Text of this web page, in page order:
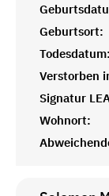
Geburtsort:
Todesdatum:
Verstorben
Signatur
Wohnort: